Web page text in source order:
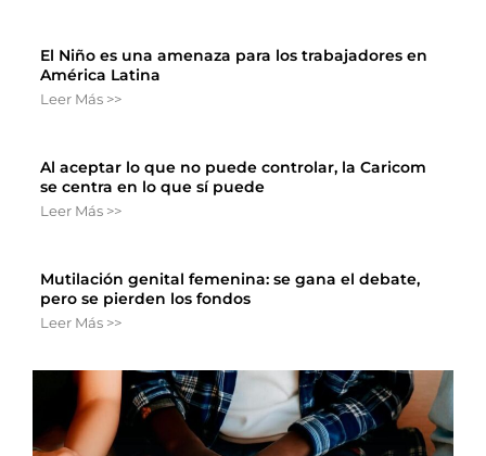
El Niño es una amenaza para los trabajadores en
América Latina
Leer Más >>
Al aceptar lo que no puede controlar, la Caricom
se centra en lo que sí puede
Leer Más >>
Mutilación genital femenina: se gana el debate,
pero se pierden los fondos
Leer Más >>